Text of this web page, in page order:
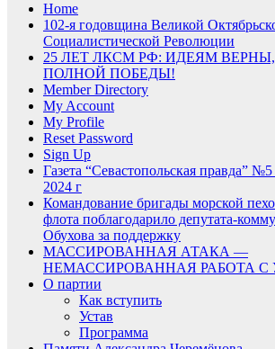
Home
102-я годовщина Великой
Социалистической Революции
25 ЛЕТ ЛКСМ РФ: ИДЕЯМ
ПОЛНОЙ ПОБЕДЫ!
Member Directory
My Account
My Profile
Reset Password
Sign Up
Газета “Севастопольская правда”
2024 г
Командование бригады морской
флота поблагодарило депутата-
Обухова за поддержку
МАССИРОВАННАЯ АТАКА —
НЕМАССИРОВАННАЯ РАБОТА
О партии
Как вступить
Устав
Программа